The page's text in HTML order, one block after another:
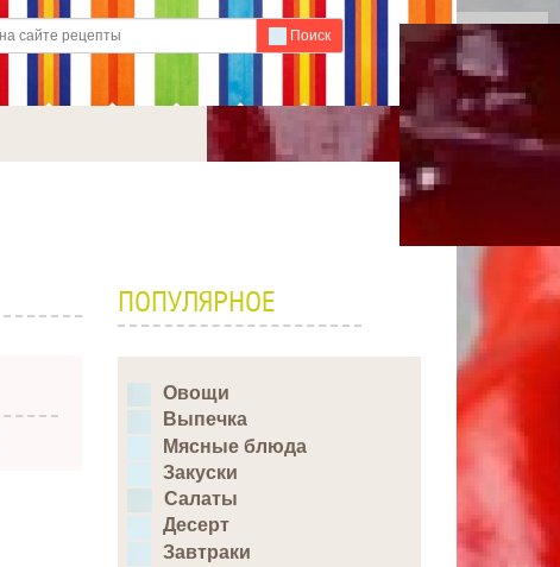
Поиск
ПОПУЛЯРНОЕ
Овощи
Выпечка
Мясные блюда
Закуски
Салаты
Десерт
Завтраки
Для любых предложений по
сайту: ideaport@cp9.ru